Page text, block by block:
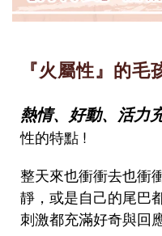
『火屬性』的毛
熱情、好動、活力
性的特點 !
整天來也衝衝去也衝
靜，或是自己的尾巴
刺激都充滿好奇與回應